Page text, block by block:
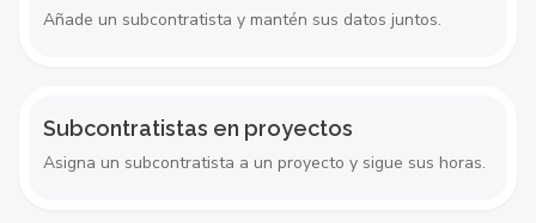
Añade un subcontratista y mantén sus datos juntos.
Subcontratistas en proyectos
Asigna un subcontratista a un proyecto y sigue sus horas.